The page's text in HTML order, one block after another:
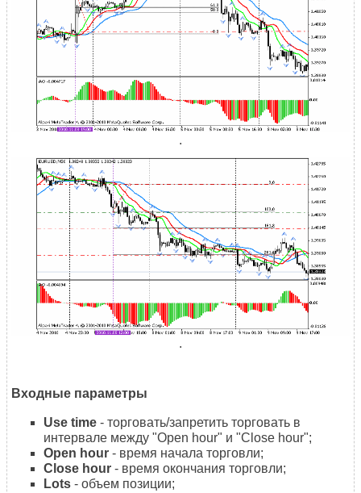
.
.
Входные параметры
Use time - торговать/запретить торговать в
интервале между "Open hour" и "Close hour";
Open hour - время начала торговли;
Close hour - время окончания торговли;
Lots - объем позиции;